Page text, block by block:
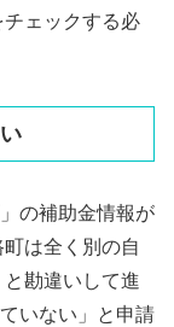
ェックする必
の補助金情報が
は全く別の自
勘違いして進
いない」と申請